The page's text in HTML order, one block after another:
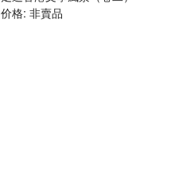
价格: 非賣品